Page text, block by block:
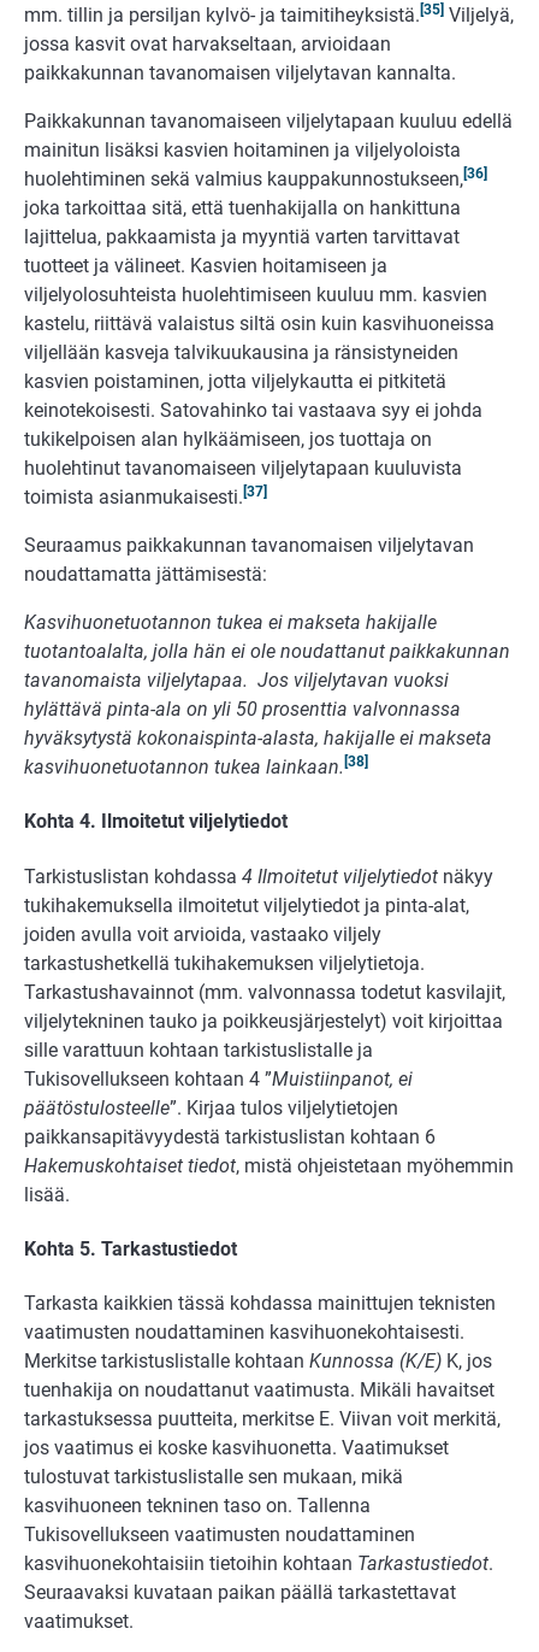
mm. tillin ja persiljan kylvö- ja taimitiheyksistä. [35] Viljelyä,
jossa kasvit ovat harvakseltaan, arvioidaan
paikkakunnan tavanomaisen viljelytavan kannalta.
Paikkakunnan tavanomaiseen viljelytapaan kuuluu edellä
mainitun lisäksi kasvien hoitaminen ja viljelyoloista
huolehtiminen sekä valmius kauppakunnostukseen,[36]
joka tarkoittaa sitä, että tuenhakijalla on hankittuna
lajittelua, pakkaamista ja myyntiä varten tarvittavat
tuotteet ja välineet. Kasvien hoitamiseen ja
viljelyolosuhteista huolehtimiseen kuuluu mm. kasvien
kastelu, riittävä valaistus siltä osin kuin kasvihuoneissa
viljellään kasveja talvikuukausina ja ränsistyneiden
kasvien poistaminen, jotta viljelykautta ei pitkitetä
keinotekoisesti. Satovahinko tai vastaava syy ei johda
tukikelpoisen alan hylkäämiseen, jos tuottaja on
huolehtinut tavanomaiseen viljelytapaan kuuluvista
toimista asianmukaisesti. [37]
Seuraamus paikkakunnan tavanomaisen viljelytavan
noudattamatta jättämisestä:
Kasvihuonetuotannon tukea ei makseta hakijalle
tuotantoalalta, jolla hän ei ole noudattanut paikkakunnan
tavanomaista viljelytapaa. Jos viljelytavan vuoksi
hylättävä pinta-ala on yli 50 prosenttia valvonnassa
hyväksytystä kokonaispinta-alasta, hakijalle ei makseta
kasvihuonetuotannon tukea lainkaan. [38]
Kohta 4. Ilmoitetut viljelytiedot
Tarkistuslistan kohdassa 4 Ilmoitetut viljelytiedot näkyy
tukihakemuksella ilmoitetut viljelytiedot ja pinta-alat,
joiden avulla voit arvioida, vastaako viljely
tarkastushetkellä tukihakemuksen viljelytietoja.
Tarkastushavainnot (mm. valvonnassa todetut kasvilajit,
viljelytekninen tauko ja poikkeusjärjestelyt) voit kirjoittaa
sille varattuun kohtaan tarkistuslistalle ja
Tukisovellukseen kohtaan 4 ”Muistiinpanot, ei
päätöstulosteelle”. Kirjaa tulos viljelytietojen
paikkansapitävyydestä tarkistuslistan kohtaan 6
Hakemuskohtaiset tiedot, mistä ohjeistetaan myöhemmin
lisää.
Kohta 5. Tarkastustiedot
Tarkasta kaikkien tässä kohdassa mainittujen teknisten
vaatimusten noudattaminen kasvihuonekohtaisesti.
Merkitse tarkistuslistalle kohtaan Kunnossa (K/E) K, jos
tuenhakija on noudattanut vaatimusta. Mikäli havaitset
tarkastuksessa puutteita, merkitse E. Viivan voit merkitä,
jos vaatimus ei koske kasvihuonetta. Vaatimukset
tulostuvat tarkistuslistalle sen mukaan, mikä
kasvihuoneen tekninen taso on. Tallenna
Tukisovellukseen vaatimusten noudattaminen
kasvihuonekohtaisiin tietoihin kohtaan Tarkastustiedot.
Seuraavaksi kuvataan paikan päällä tarkastettavat
vaatimukset.